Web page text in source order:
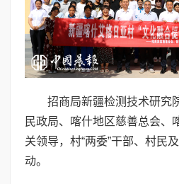
招商局新疆检测技术研究
民政局、喀什地区慈善总会、
关领导，村“两委”干部、村民
动。